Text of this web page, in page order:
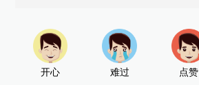
开心 难过 点赞